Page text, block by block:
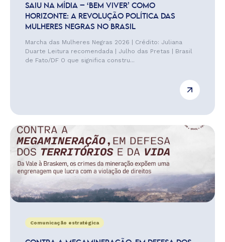
SAIU NA MÍDIA – ‘BEM VIVER’ COMO
HORIZONTE: A REVOLUÇÃO POLÍTICA DAS
MULHERES NEGRAS NO BRASIL
Marcha das Mulheres Negras 2026 | Crédito: Juliana
Duarte Leitura recomendada | Julho das Pretas | Brasil
de Fato/DF O que significa constru...
Comunicação estratégica